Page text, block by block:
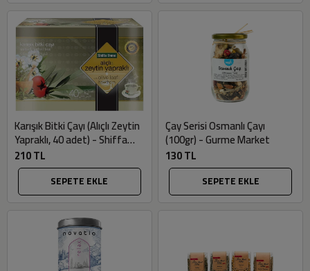
Karışık Bitki Çayı (Alıçlı Zeytin
Yapraklı, 40 adet) - Shiffa
Home
210 TL
SEPETE EKLE
Çay Serisi Osmanlı Çayı
(100gr) - Gurme Market
130 TL
SEPETE EKLE